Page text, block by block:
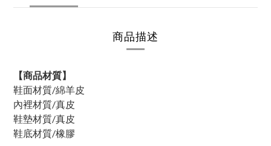
商品描述
【商品材質】
鞋面材質/綿羊皮
內裡材質/真皮
鞋墊材質/真皮
鞋底材質/橡膠